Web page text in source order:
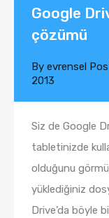
Google
çözümü
By evrensel
2013
Siz de Google
tabletinizde
olduğunu
yüklediğiniz
Drive’da böyle